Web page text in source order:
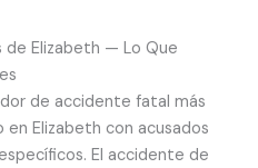
de Elizabeth — Lo Que
de accidente fatal más
Elizabeth con acusados
El accidente de